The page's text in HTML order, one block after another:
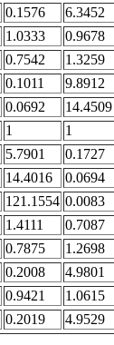
0.1576
6.3452
1.0333
0.9678
0.7542
1.3259
0.1011
9.8912
0.0692
14.4509
1
1
5.7901
0.1727
14.4016
0.0694
121.1554 0.0083
1.4111
0.7087
0.7875
1.2698
0.2008
4.9801
0.9421
1.0615
0.2019 4.9529